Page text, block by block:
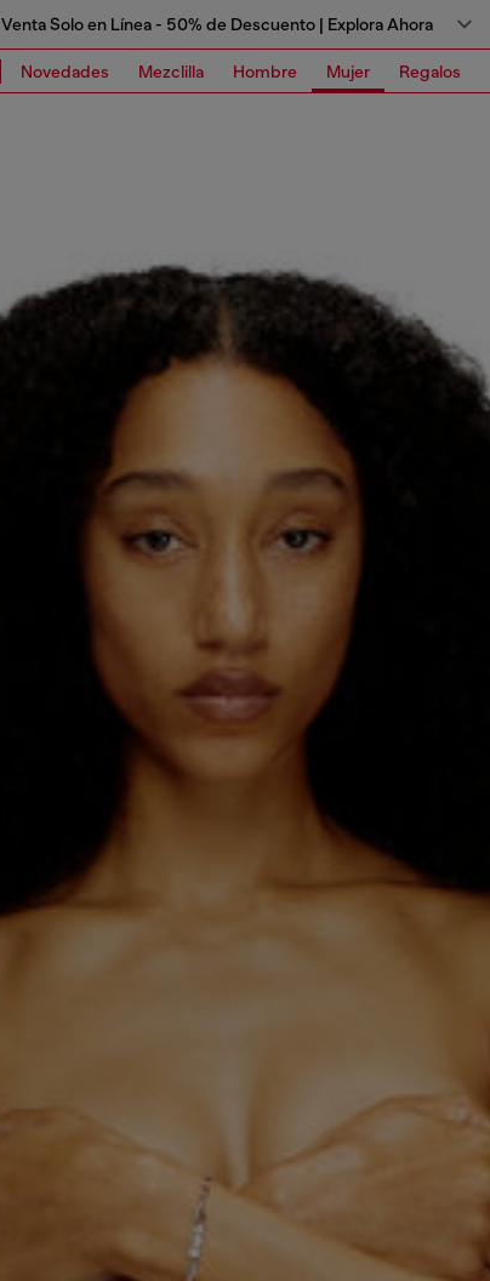
Venta Solo en Línea - 50% de Descuento | Explora Ahora
Novedades Mezclilla Hombre Mujer Regalos